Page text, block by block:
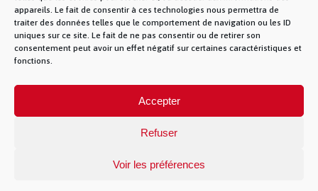
appareils. Le fait de consentir à ces technologies nous permettra de
traiter des données telles que le comportement de navigation ou les ID
uniques sur ce site. Le fait de ne pas consentir ou de retirer son
consentement peut avoir un effet négatif sur certaines caractéristiques et
fonctions.
Accepter
Refuser
Voir les préférences
allée des chevreuils – 69380 Lissieu – 04 28 28 28
28 –Contact– La Fibre Lyonnaise est une
marque de la société Muona SAS